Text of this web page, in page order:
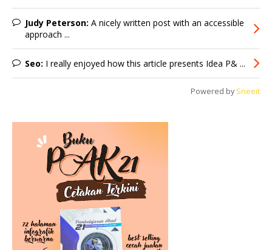
Judy Peterson: A nicely written post with an accessible
approach ...
Seo: I really enjoyed how this article presents Idea P& ...
Powered by Sneeit